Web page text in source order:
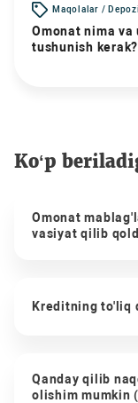
Maqolalar /
Omonat nima va
tushunish kerak?
Ko‘p
Omonat
vasiyat qilib
Kreditning to'liq
Qanday qilib
olishim mumkin